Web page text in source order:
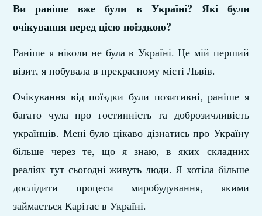
Ви раніше вже були в Україні? Які були
очікування перед цією поїздкою?
Раніше я ніколи не була в Україні. Це мій перший
візит, я побувала в прекрасному місті Львів.
Очікування від поїздки були позитивні, раніше я
багато чула про гостинність та доброзичливість
українців. Мені було цікаво дізнатись про Україну
більше через те, що я знаю, в яких складних
реаліях тут сьогодні живуть люди. Я хотіла більше
дослідити процеси миробудування, якими
займається Карітас в Україні.